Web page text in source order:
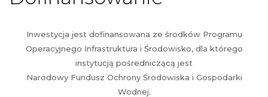
Inwestycja jest dofinansowana ze środków Programu
Operacyjnego Infrastruktura i Środowisko, dla którego
instytucją pośredniczącą jest
Narodowy Fundusz Ochrony Środowiska i Gospodarki
Wodnej.